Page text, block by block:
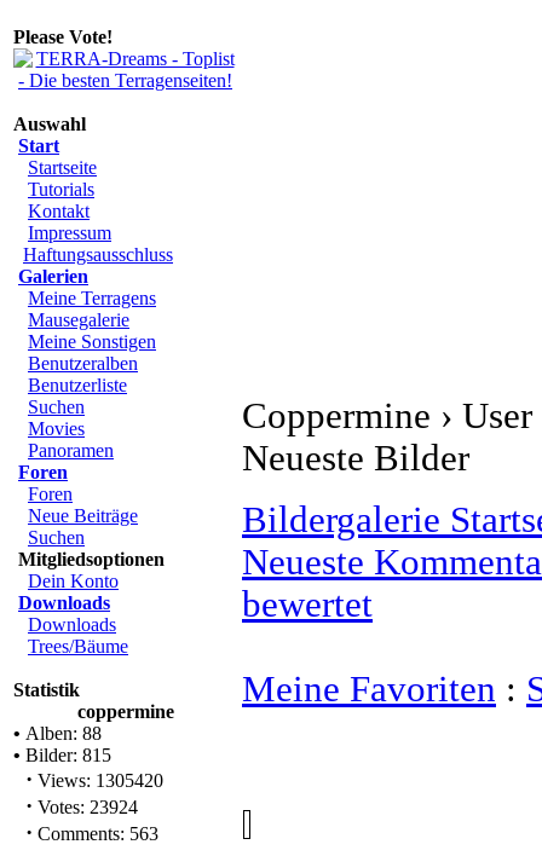
Please Vote!
Auswahl
Start
Startseite
Tutorials
Kontakt
Impressum
Haftungsausschluss
Galerien
Meine Terragens
Mausegalerie
Meine Sonstigen
Benutzeralben
Benutzerliste
Suchen
Movies
Panoramen
Foren
Foren
Neue Beiträge
Suchen
Mitgliedsoptionen
Dein Konto
Downloads
Downloads
Statistik
coppermine
• Alben: 88
Bilder: 815
· Views: 1305420
· Votes: 23924
Coppermine ›
Neueste Bilder
Bildergalerie
Neueste
bewertet
Meine Favoriten: